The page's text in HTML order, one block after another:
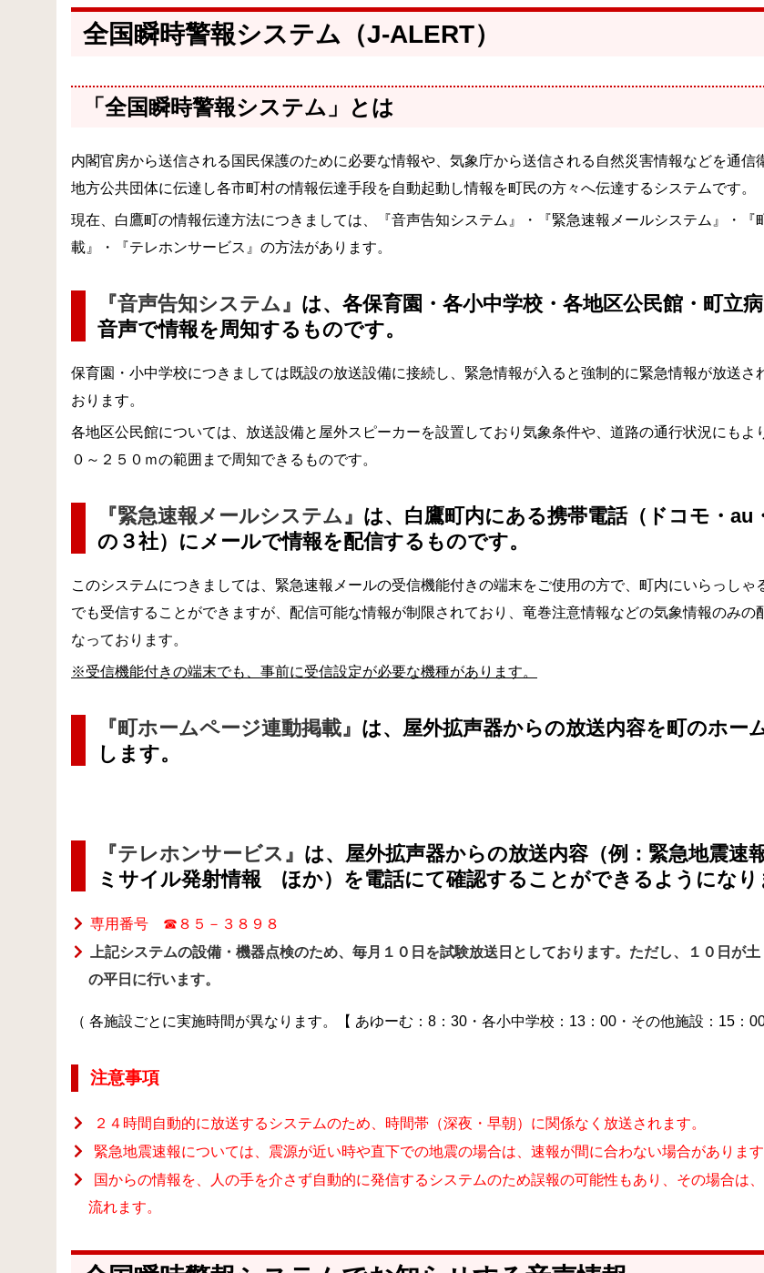
全国瞬時警報システム（J-ALERT）
「全国瞬時警報システム」とは
内閣官房から送信される国民保護のために必要な情報や、気象庁から送信される自然災害情報などを通信
地方公共団体に伝達し各市町村の情報伝達手段を自動起動し情報を町民の方々へ伝達するシステムです。
現在、白鷹町の情報伝達方法につきましては、『音声告知システム』・『緊急速報メールシステム』・『
載』・『テレホンサービス』の方法があります。
『音声告知システム』 は、各保育園・各小中学校・各地区公民館・町立病
音声で情報を周知するものです。
保育園・小中学校につきましては既設の放送設備に接続し、緊急情報が入ると強制的に緊急情報が放送さ
おります。
各地区公民館については、放送設備と屋外スピーカーを設置しており気象条件や、道路の通行状況にもよ
０～２５０ｍの範囲まで周知できるものです。
『緊急速報メールシステム』 は、白鷹町内にある携帯電話（ドコモ・au
の３社）にメールで情報を配信するものです。
このシステムにつきましては、緊急速報メールの受信機能付きの端末をご使用の方で、町内にいらっしゃ
でも受信することができますが、配信可能な情報が制限されており、竜巻注意情報などの気象情報のみの
なっております。
※受信機能付きの端末でも、事前に受信設定が必要な機種があります。
『町ホームページ連動掲載』 は、屋外拡声器からの放送内容を町のホー
します。
『テレホンサービス』 は、屋外拡声器からの放送内容（例：緊急地震速
ミサイル発射情報 ほか）を電話にて確認することができるようになり
専用番号 ☎８５－３８９８
上記システムの設備・機器点検のため、毎月１０日を試験放送日としております。ただし、１０日が
の平日に行います。
（ 各施設ごとに実施時間が異なります。【 あゆーむ：8：30・各小中学校：13：00・その他施設：15：00
注意事項
２４時間自動的に放送するシステムのため、時間帯（深夜・早朝）に関係なく放送されます。
緊急地震速報については、震源が近い時や直下での地震の場合は、速報が間に合わない場合があります
国からの情報を、人の手を介さず自動的に発信するシステムのため誤報の可能性もあり、その場合は
流れます。